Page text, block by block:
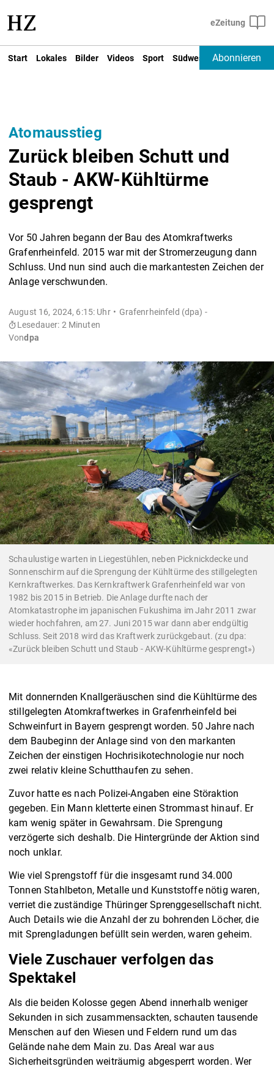
Start Lokales Bilder Videos Sport Südwest Deutschland
Abonnieren
Atomausstieg
Zurück bleiben Schutt und
Staub - AKW-Kühltürme
gesprengt
Vor 50 Jahren begann der Bau des Atomkraftwerks
Grafenrheinfeld. 2015 war mit der Stromerzeugung dann
Schluss. Und nun sind auch die markantesten Zeichen der
Anlage verschwunden.
August 16, 2024, 6:15: Uhr
Grafenrheinfeld (dpa) -
Lesedauer: 2 Minuten
Vondpa
Schaulustige warten in Liegestühlen, neben Picknickdecke und
Sonnenschirm auf die Sprengung der Kühltürme des stillgelegten
Kernkraftwerkes. Das Kernkraftwerk Grafenrheinfeld war von
1982 bis 2015 in Betrieb. Die Anlage durfte nach der
Atomkatastrophe im japanischen Fukushima im Jahr 2011 zwar
wieder hochfahren, am 27. Juni 2015 war dann aber endgültig
Schluss. Seit 2018 wird das Kraftwerk zurückgebaut. (zu dpa:
«Zurück bleiben Schutt und Staub - AKW-Kühltürme gesprengt»)
Mit donnernden Knallgeräuschen sind die Kühltürme des
stillgelegten Atomkraftwerkes in Grafenrheinfeld bei
Schweinfurt in Bayern gesprengt worden. 50 Jahre nach
dem Baubeginn der Anlage sind von den markanten
Zeichen der einstigen Hochrisikotechnologie nur noch
zwei relativ kleine Schutthaufen zu sehen.
Zuvor hatte es nach Polizei-Angaben eine Störaktion
gegeben. Ein Mann kletterte einen Strommast hinauf. Er
kam wenig später in Gewahrsam. Die Sprengung
verzögerte sich deshalb. Die Hintergründe der Aktion sind
noch unklar.
Wie viel Sprengstoff für die insgesamt rund 34.000
Tonnen Stahlbeton, Metalle und Kunststoffe nötig waren,
verriet die zuständige Thüringer Sprenggesellschaft nicht.
Auch Details wie die Anzahl der zu bohrenden Löcher, die
mit Sprengladungen befüllt sein werden, waren geheim.
Viele Zuschauer verfolgen das
Spektakel
Als die beiden Kolosse gegen Abend innerhalb weniger
Sekunden in sich zusammensackten, schauten tausende
Menschen auf den Wiesen und Feldern rund um das
Gelände nahe dem Main zu. Das Areal war aus
Sicherheitsgründen weiträumig abgesperrt worden. Wer